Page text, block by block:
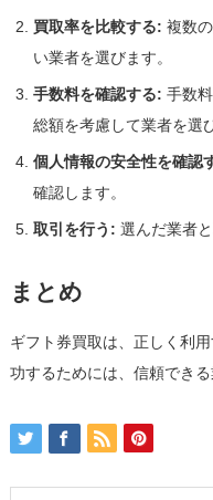
買取率を比較する: 複数
い業者を選びます。
手数料を確認する: 手数
総額を考慮して業者を選
個人情報の安全性を確認
確認します。
取引を行う: 選んだ業者
まとめ
ギフト券買取は、正しく利
功するためには、信頼でき